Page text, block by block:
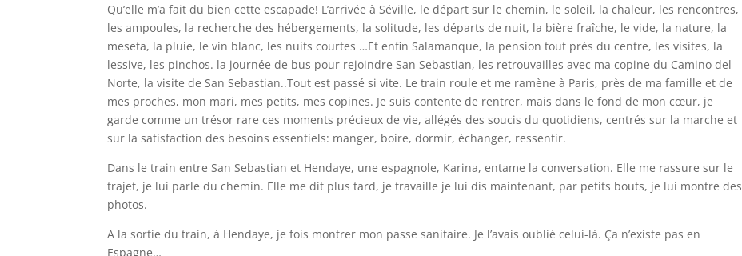
Qu’elle m’a fait du bien cette escapade! L’arrivée à Séville, le départ sur le chemin, le soleil, la chaleur, les rencontres,
les ampoules, la recherche des hébergements, la solitude, les départs de nuit, la bière fraîche, le vide, la nature, la
meseta, la pluie, le vin blanc, les nuits courtes …Et enfin Salamanque, la pension tout près du centre, les visites, la
lessive, les pinchos. la journée de bus pour rejoindre San Sebastian, les retrouvailles avec ma copine du Camino del
Norte, la visite de San Sebastian..Tout est passé si vite. Le train roule et me ramène à Paris, près de ma famille et de
mes proches, mon mari, mes petits, mes copines. Je suis contente de rentrer, mais dans le fond de mon cœur, je
garde comme un trésor rare ces moments précieux de vie, allégés des soucis du quotidiens, centrés sur la marche et
sur la satisfaction des besoins essentiels: manger, boire, dormir, échanger, ressentir.
Dans le train entre San Sebastian et Hendaye, une espagnole, Karina, entame la conversation. Elle me rassure sur le
trajet, je lui parle du chemin. Elle me dit plus tard, je travaille je lui dis maintenant, par petits bouts, je lui montre des
photos.
A la sortie du train, à Hendaye, je fois montrer mon passe sanitaire. Je l’avais oublié celui-là. Ça n’existe pas en
Espagne…